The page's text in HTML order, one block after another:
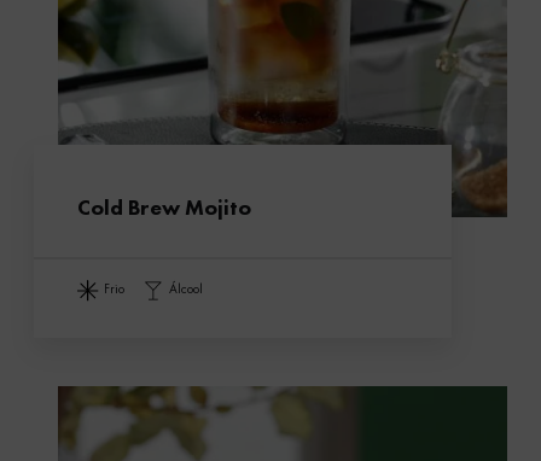
Cold Brew Mojito
frio álcool